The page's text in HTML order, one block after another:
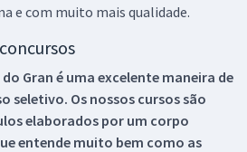
e com muito mais qualidade.
Gran é uma excelente maneira de
seletivo. Os nossos cursos são
elaborados por um corpo
entende muito bem como as